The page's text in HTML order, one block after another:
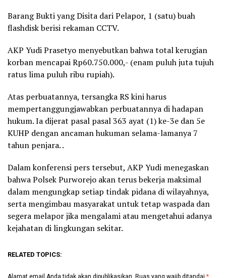
Barang Bukti yang Disita dari Pelapor, 1 (satu) buah
flashdisk berisi rekaman CCTV.
AKP Yudi Prasetyo menyebutkan bahwa total kerugian
korban mencapai Rp60.750.000,- (enam puluh juta tujuh
ratus lima puluh ribu rupiah).
Atas perbuatannya, tersangka RS kini harus
mempertanggungjawabkan perbuatannya di hadapan
hukum. Ia dijerat pasal pasal 363 ayat (1) ke-3e dan 5e
KUHP dengan ancaman hukuman selama-lamanya 7
tahun penjara. .
Dalam konferensi pers tersebut, AKP Yudi menegaskan
bahwa Polsek Purworejo akan terus bekerja maksimal
dalam mengungkap setiap tindak pidana di wilayahnya,
serta mengimbau masyarakat untuk tetap waspada dan
segera melapor jika mengalami atau mengetahui adanya
kejahatan di lingkungan sekitar.
RELATED TOPICS: